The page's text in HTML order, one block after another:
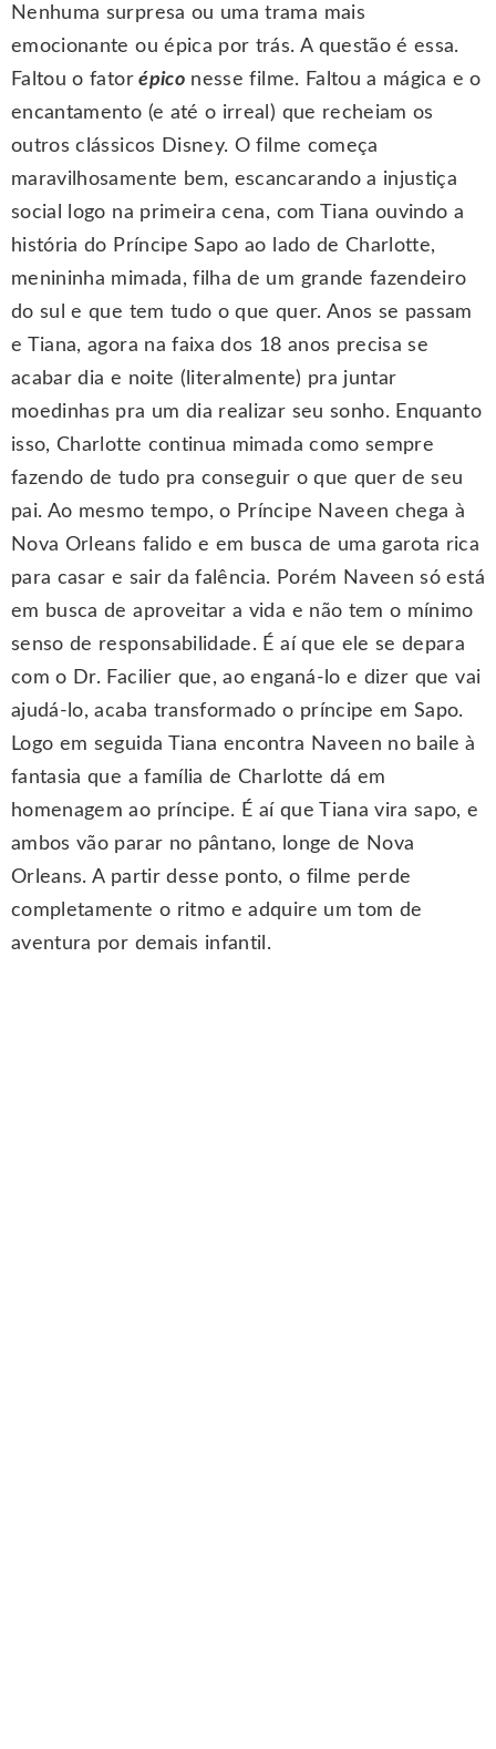
Nenhuma surpresa ou uma trama mais
emocionante ou épica por trás. A questão é essa.
Faltou o fator épico nesse filme. Faltou a mágica e o
encantamento (e até o irreal) que recheiam os
outros clássicos Disney. O filme começa
maravilhosamente bem, escancarando a injustiça
social logo na primeira cena, com Tiana ouvindo a
história do Príncipe Sapo ao lado de Charlotte,
menininha mimada, filha de um grande fazendeiro
do sul e que tem tudo o que quer. Anos se passam
e Tiana, agora na faixa dos 18 anos precisa se
acabar dia e noite (literalmente) pra juntar
moedinhas pra um dia realizar seu sonho. Enquanto
isso, Charlotte continua mimada como sempre
fazendo de tudo pra conseguir o que quer de seu
pai. Ao mesmo tempo, o Príncipe Naveen chega à
Nova Orleans falido e em busca de uma garota rica
para casar e sair da falência. Porém Naveen só está
em busca de aproveitar a vida e não tem o mínimo
senso de responsabilidade. É aí que ele se depara
com o Dr. Facilier que, ao enganá-lo e dizer que vai
ajudá-lo, acaba transformado o príncipe em Sapo.
Logo em seguida Tiana encontra Naveen no baile à
fantasia que a família de Charlotte dá em
homenagem ao príncipe. É aí que Tiana vira sapo, e
ambos vão parar no pântano, longe de Nova
Orleans. A partir desse ponto, o filme perde
completamente o ritmo e adquire um tom de
aventura por demais infantil.